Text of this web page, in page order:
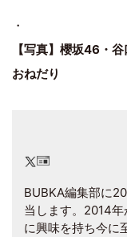
・
【写真】櫻坂46・
おねだり
BUBKA編集部に
当します。2014
に興味を持ち今に